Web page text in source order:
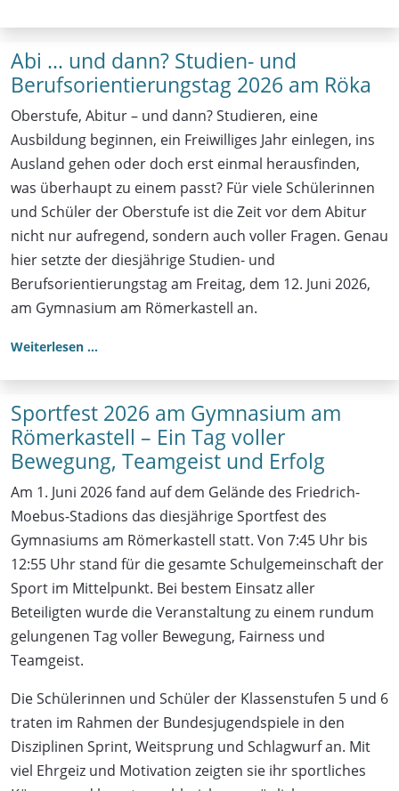
Abi … und dann? Studien- und
Berufsorientierungstag 2026 am Röka
Oberstufe, Abitur – und dann? Studieren, eine
Ausbildung beginnen, ein Freiwilliges Jahr einlegen, ins
Ausland gehen oder doch erst einmal herausfinden,
was überhaupt zu einem passt? Für viele Schülerinnen
und Schüler der Oberstufe ist die Zeit vor dem Abitur
nicht nur aufregend, sondern auch voller Fragen. Genau
hier setzte der diesjährige Studien- und
Berufsorientierungstag am Freitag, dem 12. Juni 2026,
am Gymnasium am Römerkastell an.
Weiterlesen …
Sportfest 2026 am Gymnasium am
Römerkastell – Ein Tag voller
Bewegung, Teamgeist und Erfolg
Am 1. Juni 2026 fand auf dem Gelände des Friedrich-
Moebus-Stadions das diesjährige Sportfest des
Gymnasiums am Römerkastell statt. Von 7:45 Uhr bis
12:55 Uhr stand für die gesamte Schulgemeinschaft der
Sport im Mittelpunkt. Bei bestem Einsatz aller
Beteiligten wurde die Veranstaltung zu einem rundum
gelungenen Tag voller Bewegung, Fairness und
Teamgeist.
Die Schülerinnen und Schüler der Klassenstufen 5 und 6
traten im Rahmen der Bundesjugendspiele in den
Disziplinen Sprint, Weitsprung und Schlagwurf an. Mit
viel Ehrgeiz und Motivation zeigten sie ihr sportliches